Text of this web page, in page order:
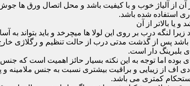
از آلیاژ خوب و با کیفیت باشد و محل اتصال ورق ها
لنگه درب بر روی این لولا ها میچرخد و باید بتواند به
باشد پس از گذشت مدتی درب از حالت تنظیم و رگلاژی
اما توجه به این نکته بسیار حائز اهمیت است که جنس
اف از زیبایی و براقیت بیشتری نسبت به جنس ملامینه
کمتری می باشد.